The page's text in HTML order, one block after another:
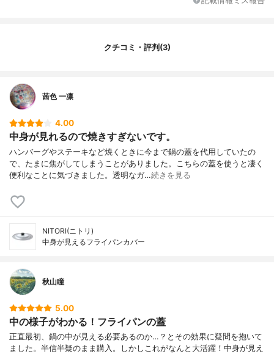
クチコミ・評判(3)
茜色 一凛
4.00
中身が見れるので焼きすぎないです。
ハンバーグやステーキなど焼くときに今まで鍋の蓋を代用していたの
で、たまに焦がしてしまうことがありました。こちらの蓋を使うと凄く
便利なことに気づきました。透明なガ…続きを見る
NITORI(ニトリ)
中身が見えるフライパンカバー
秋山瞳
5.00
中の様子がわかる！フライパンの蓋
正直最初、鍋の中が見える必要あるのか…？とその効果に疑問を抱いて
ました。半信半疑のまま購入。しかしこれがなんと大活躍！中身が見え